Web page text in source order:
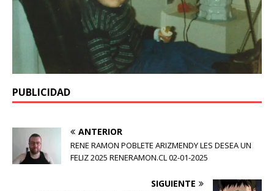
PUBLICIDAD
ANTERIOR
RENE RAMON POBLETE ARIZMENDY LES DESEA UN
FELIZ 2025 RENERAMON.CL 02-01-2025
SIGUIENTE